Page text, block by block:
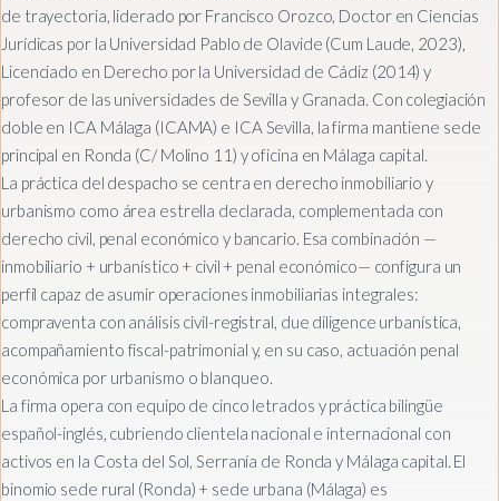
de trayectoria, liderado por Francisco Orozco, Doctor en Ciencias
Jurídicas por la Universidad Pablo de Olavide (Cum Laude, 2023),
Licenciado en Derecho por la Universidad de Cádiz (2014) y
profesor de las universidades de Sevilla y Granada. Con colegiación
doble en ICA Málaga (ICAMA) e ICA Sevilla, la firma mantiene sede
principal en Ronda (C/ Molino 11) y oficina en Málaga capital.
La práctica del despacho se centra en derecho inmobiliario y
urbanismo como área estrella declarada, complementada con
derecho civil, penal económico y bancario. Esa combinación —
inmobiliario + urbanístico + civil + penal económico— configura un
perfil capaz de asumir operaciones inmobiliarias integrales:
compraventa con análisis civil-registral, due diligence urbanística,
acompañamiento fiscal-patrimonial y, en su caso, actuación penal
económica por urbanismo o blanqueo.
La firma opera con equipo de cinco letrados y práctica bilingüe
español-inglés, cubriendo clientela nacional e internacional con
activos en la Costa del Sol, Serranía de Ronda y Málaga capital. El
binomio sede rural (Ronda) + sede urbana (Málaga) es